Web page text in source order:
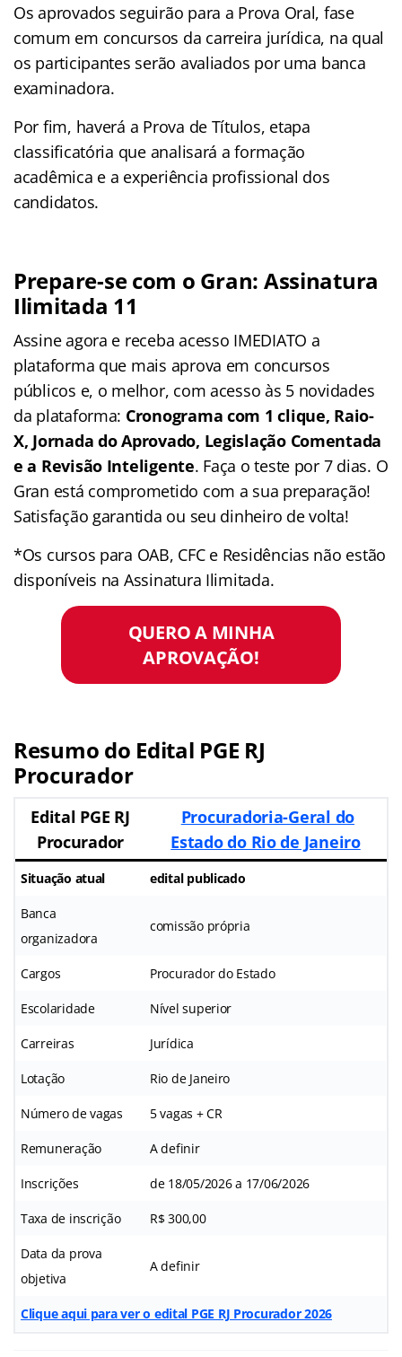
Os aprovados seguirão para a Prova Oral, fase
comum em concursos da carreira jurídica, na qual
os participantes serão avaliados por uma banca
examinadora.
Por fim, haverá a Prova de Títulos, etapa
classificatória que analisará a formação
acadêmica e a experiência profissional dos
candidatos.
Prepare-se com o Gran: Assinatura
Ilimitada 11
Assine agora e receba acesso IMEDIATO a
plataforma que mais aprova em concursos
públicos e, o melhor, com acesso às 5 novidades
da plataforma: Cronograma com 1 clique, Raio-
X, Jornada do Aprovado, Legislação Comentada
e a Revisão Inteligente. Faça o teste por 7 dias. O
Gran está comprometido com a sua preparação!
Satisfação garantida ou seu dinheiro de volta!
*Os cursos para OAB, CFC e Residências não estão
disponíveis na Assinatura Ilimitada.
QUERO A MINHA
APROVAÇÃO!
Resumo do Edital PGE RJ
Procurador
Edital PGE RJ
Procurador
Procuradoria-Geral do
Estado do Rio de Janeiro
Situação atual edital publicado
Banca
organizadora
comissão própria
Cargos Procurador do Estado
Escolaridade Nível superior
Carreiras Jurídica
Lotação Rio de Janeiro
Número de vagas 5 vagas + CR
Remuneração A definir
Inscrições de 18/05/2026 a 17/06/2026
Taxa de inscrição R$ 300,00
Data da prova
objetiva
A definir
Clique aqui para ver o edital PGE RJ Procurador 2026